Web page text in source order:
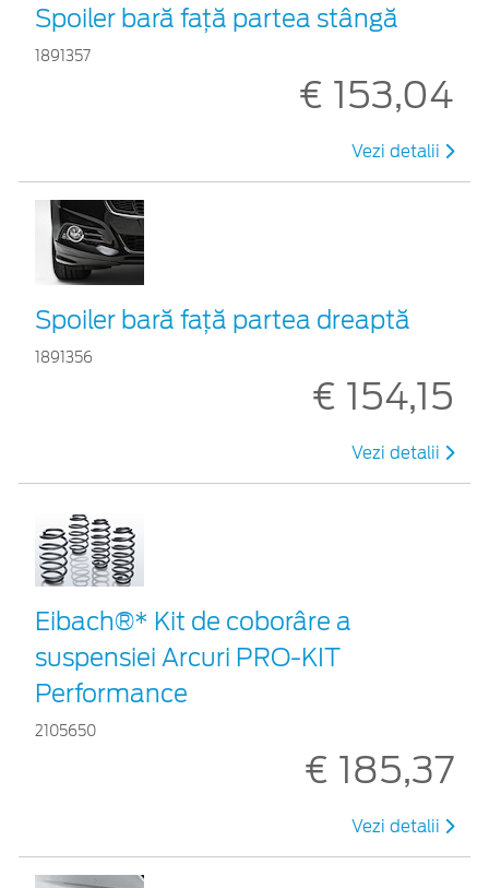
Spoiler bară față partea stângă
1891357
€ 153,04
Vezi detalii
Spoiler bară față partea dreaptă
1891356
€ 154,15
Vezi detalii
Eibach®* Kit de coborâre a
suspensiei Arcuri PRO-KIT
Performance
2105650
€ 185,37
Vezi detalii